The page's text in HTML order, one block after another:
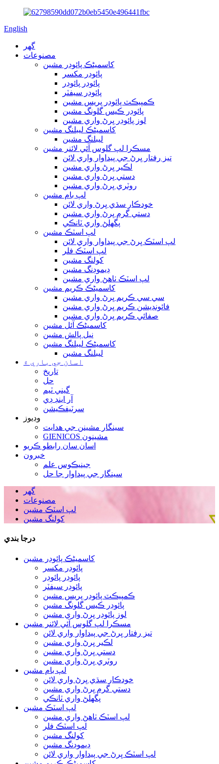
English
گھر
مصنوعات
کاسمیٹڪ پائوڊر مشين
پائوڊر مکسر
پائوڊر پائوڊر
پائوڊر سيفٽر
ڪمپيڪٽ پائوڊر پريس مشين
پائوڊر ڪيس گلونگ مشين
لوز پائوڊر ڀرڻ واري مشين
کاسمیٹڪ ليبلنگ مشين
ليبلنگ مشين
مسڪرا لپ گلوس آئي لائنر مشين
تيز رفتار ڀرڻ جي پيداوار واري لائن
لڪير ڀرڻ واري مشين
دستي ڀرڻ واري مشين
روٽري ڀرڻ واري مشين
لپ بام مشين
خودڪار سڌي ڀرڻ واري لائن
دستي گرم ڀرڻ واري مشين
پگھلڻ واري ٽانڪي
لپ اسٽڪ مشين
لپ اسٽڪ ڀرڻ جي پيداوار واري لائن
لپ اسٽڪ فلر
کولنگ مشين
ڊيموڊنگ مشين
لپ اسٽڪ ٺاهڻ واري مشين
کاسمیٹڪ ڪريم مشين
سي سي ڪريم ڀرڻ واري مشين
فائونڊيشن ڪريم ڀرڻ واري مشين
صفائي ڪريم ڀرڻ واري مشين
کاسمیٹڪ آئل مشين
نيل پالش مشين
کاسمیٹڪ ليبلنگ مشين
ليبلنگ مشين
اسان جي باري ۾
تاريخ
حل
گيني ٽيم
آر اينڊ ڊي
سرٽيفڪيشن
وڊيوز
سينگار مشينن جي ھدايت
GIENICOS مشينون
اسان سان رابطو ڪريو
خبرون
جينيڪوس علم
سينگار جي پيداوار جا حل
گھر
مصنوعات
لپ اسٽڪ مشين
کولنگ مشين
درجا بندي
کاسمیٹڪ پائوڊر مشين
پائوڊر مکسر
پائوڊر پائوڊر
پائوڊر سيفٽر
ڪمپيڪٽ پائوڊر پريس مشين
پائوڊر ڪيس گلونگ مشين
لوز پائوڊر ڀرڻ واري مشين
مسڪرا لپ گلوس آئي لائنر مشين
تيز رفتار ڀرڻ جي پيداوار واري لائن
لڪير ڀرڻ واري مشين
دستي ڀرڻ واري مشين
روٽري ڀرڻ واري مشين
لپ بام مشين
خودڪار سڌي ڀرڻ واري لائن
دستي گرم ڀرڻ واري مشين
پگھلڻ واري ٽانڪي
لپ اسٽڪ مشين
لپ اسٽڪ ٺاهڻ واري مشين
لپ اسٽڪ فلر
کولنگ مشين
ڊيموڊنگ مشين
لپ اسٽڪ ڀرڻ جي پيداوار واري لائن